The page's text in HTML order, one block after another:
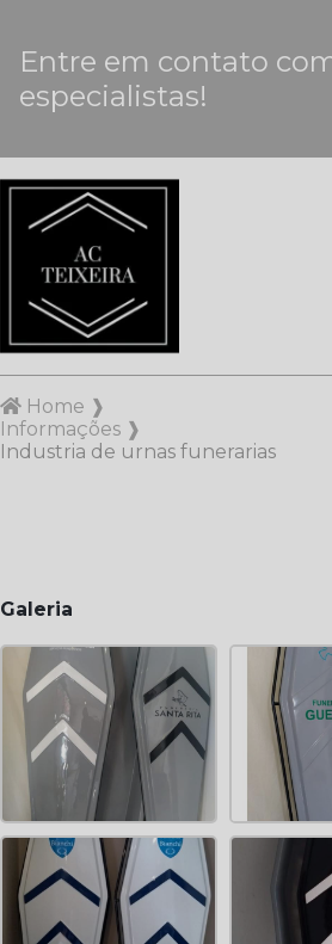
Entre em contato
especialistas!
Home ❱
Informações ❱
Industria de urnas funerarias
Galeria